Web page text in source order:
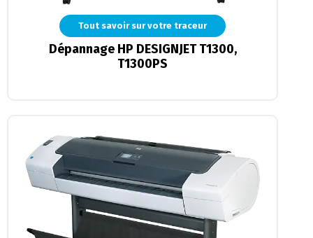
Tout savoir sur votre traceur
Dépannage HP DESIGNJET T1300,
T1300PS